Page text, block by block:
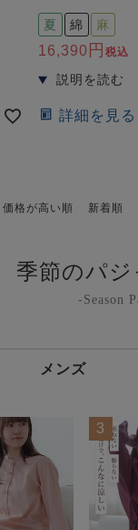
夏 綿 麻
16,390 税込
詳細を見る
価格が高い順 新着順
季節のパ
-Season
メンズ
3